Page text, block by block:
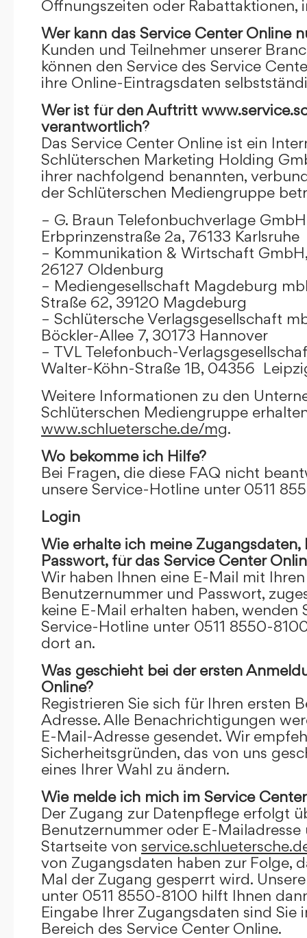
Öffnungszeiten oder Rabattaktionen,
Wer kann das Service Center Online
Kunden und Teilnehmer unserer
können den Service des Service
ihre Online-Eintragsdaten
Wer ist für den Auftritt
verantwortlich?
Das Service Center Online ist ein
Schlüterschen Marketing Holding
ihrer nachfolgend benannten,
der Schlüterschen Mediengruppe
– G. Braun Telefonbuchverlage GmbH
Erbprinzenstraße 2a, 76133 Karlsruhe
– Kommunikation & Wirtschaft
26127 Oldenburg
– Mediengesellschaft Magdeburg
Straße 62, 39120 Magdeburg
– Schlütersche Verlagsgesellschaft
Böckler-Allee 7, 30173 Hannover
– TVL Telefonbuch-
Walter-Köhn-Straße 1B, 04356
Weitere Informationen zu den
Schlüterschen Mediengruppe
www.schluetersche.de/mg.
Wo bekomme ich Hilfe?
Bei Fragen, die diese FAQ nicht
unsere Service-Hotline unter 0511
Login
Wie erhalte ich meine
Passwort, für das Service Center
Wir haben Ihnen eine E-Mail mit
Benutzernummer und Passwort,
keine E-Mail erhalten haben, wenden
Service-Hotline unter 0511 8550-
dort an.
Was geschieht bei der ersten
Online?
Registrieren Sie sich für Ihren ersten
Adresse. Alle Benachrichtigungen
E-Mail-Adresse gesendet. Wir
Sicherheitsgründen, das von uns
eines Ihrer Wahl zu ändern.
Wie melde ich mich im Service
Der Zugang zur Datenpflege erfolgt
Benutzernummer oder E-
Startseite von
von Zugangsdaten haben zur Folge,
Mal der Zugang gesperrt wird.
unter 0511 8550-8100 hilft Ihnen
Eingabe Ihrer Zugangsdaten sind Sie
Bereich des Service Center Online.